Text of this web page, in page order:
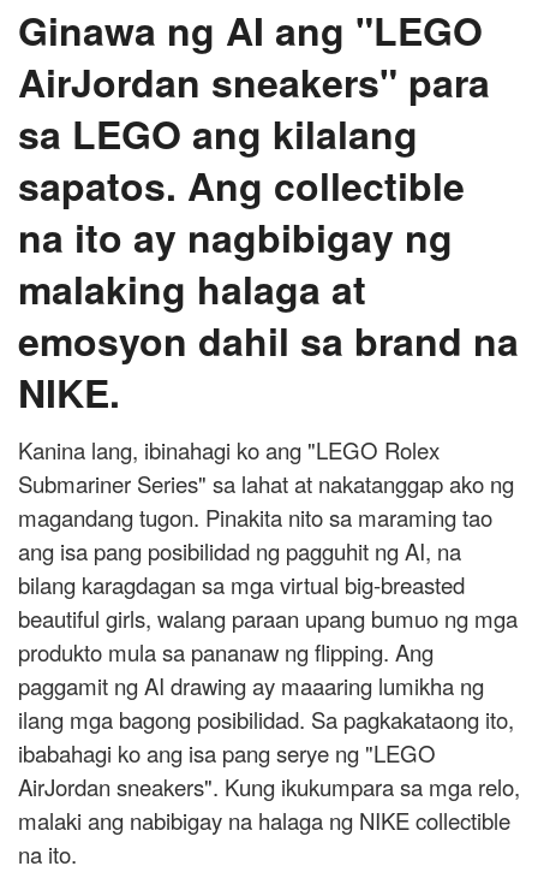
Ginawa ng AI ang "LEGO
AirJordan sneakers" para
sa LEGO ang kilalang
sapatos. Ang collectible
na ito ay nagbibigay ng
malaking halaga at
emosyon dahil sa brand na
NIKE.
Kanina lang, ibinahagi ko ang "LEGO Rolex
Submariner Series" sa lahat at nakatanggap ako ng
magandang tugon. Pinakita nito sa maraming tao
ang isa pang posibilidad ng pagguhit ng AI, na
bilang karagdagan sa mga virtual big-breasted
beautiful girls, walang paraan upang bumuo ng mga
produkto mula sa pananaw ng flipping. Ang
paggamit ng AI drawing ay maaaring lumikha ng
ilang mga bagong posibilidad. Sa pagkakataong ito,
ibabahagi ko ang isa pang serye ng "LEGO
AirJordan sneakers". Kung ikukumpara sa mga relo,
malaki ang nabibigay na halaga ng NIKE collectible
na ito.